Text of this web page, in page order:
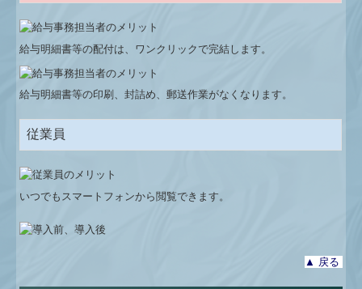
給与明細書等の配付は、ワンクリックで完結します。
給与明細書等の印刷、封詰め、郵送作業がなくなります。
従業員
いつでもスマートフォンから閲覧できます。
▲ 戻る